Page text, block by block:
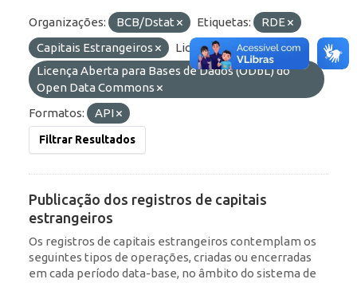
Organizações: BCB/Dstat Etiquetas:
RDE
Capitais Estrangeiros
Licenças:
Licença Aberta para Bases de Dados (ODbL) do
Open Data Commons
Formatos:
API
Filtrar Resultados
Publicação dos registros de capitais
estrangeiros
Os registros de capitais estrangeiros contemplam os
seguintes tipos de operações, criadas ou encerradas
em cada período data-base, no âmbito do sistema de